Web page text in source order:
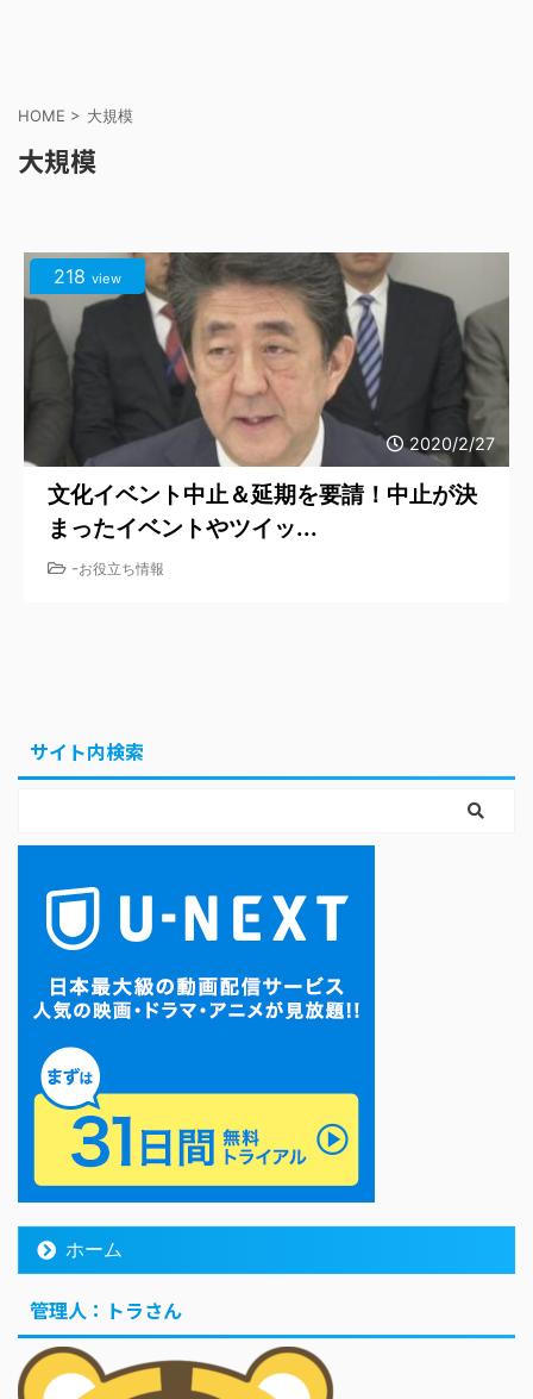
HOME > 大規模
大規模
2020/2/27
218 view
文化イベント中止＆延期を要請！中止が決
まったイベントやツイッ...
-お役立ち情報
サイト内検索
ホーム
管理人：トラさん